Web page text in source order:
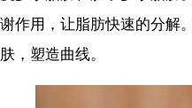
谢作用，让脂肪快速的分解
肤，塑造曲线。